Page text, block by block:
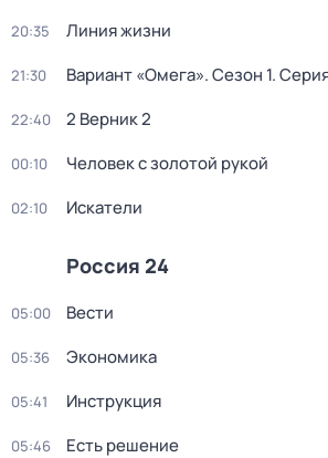
20:35 Линия жизни
21:30 Вариант «Омега». Сезон 1.
22:40 2 Верник 2
00:10 Человек с золотой рукой
02:10 Искатели
Россия 24
05:00 Вести
05:36 Экономика
05:41 Инструкция
05:46 Есть решение